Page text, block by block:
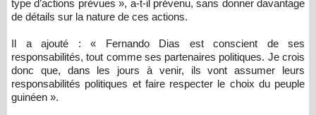
type d’actions prévues », a-t-il prévenu, sans donner davantage
de détails sur la nature de ces actions.
Il a ajouté : « Fernando Dias est conscient de ses
responsabilités, tout comme ses partenaires politiques. Je crois
donc que, dans les jours à venir, ils vont assumer leurs
responsabilités politiques et faire respecter le choix du peuple
guinéen ».